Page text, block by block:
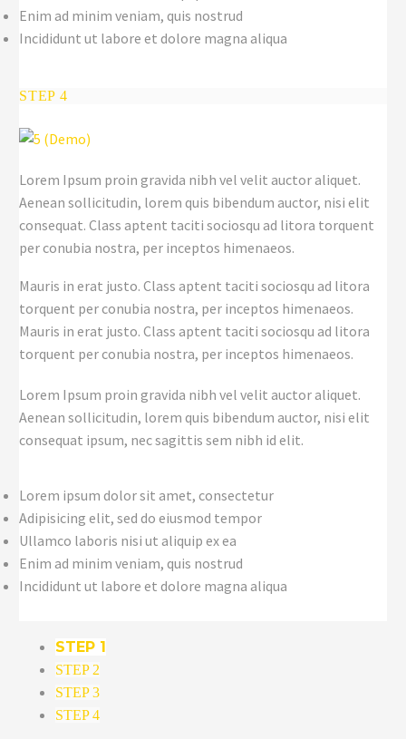
Enim ad minim veniam, quis nostrud
Incididunt ut labore et dolore magna aliqua
STEP 4
Lorem Ipsum proin gravida nibh vel velit auctor aliquet.
Aenean sollicitudin, lorem quis bibendum auctor, nisi elit
consequat. Class aptent taciti sociosqu ad litora torquent
per conubia nostra, per inceptos himenaeos.
Mauris in erat justo. Class aptent taciti sociosqu ad litora
torquent per conubia nostra, per inceptos himenaeos.
Mauris in erat justo. Class aptent taciti sociosqu ad litora
torquent per conubia nostra, per inceptos himenaeos.
Lorem Ipsum proin gravida nibh vel velit auctor aliquet.
Aenean sollicitudin, lorem quis bibendum auctor, nisi elit
consequat ipsum, nec sagittis sem nibh id elit.
Lorem ipsum dolor sit amet, consectetur
Adipisicing elit, sed do eiusmod tempor
Ullamco laboris nisi ut aliquip ex ea
Enim ad minim veniam, quis nostrud
Incididunt ut labore et dolore magna aliqua
STEP 1
STEP 2
STEP 3
STEP 4